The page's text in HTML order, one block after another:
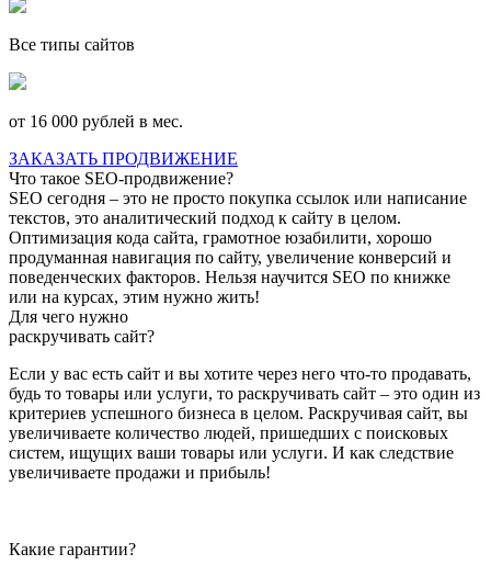
Все типы сайтов
от 16 000 рублей в мес.
ЗАКАЗАТЬ ПРОДВИЖЕНИЕ
Что такое SEO-продвижение?
SEO сегодня – это не просто покупка ссылок или написание
текстов, это аналитический подход к сайту в целом.
Оптимизация кода сайта, грамотное юзабилити, хорошо
продуманная навигация по сайту, увеличение конверсий и
поведенческих факторов. Нельзя научится SEO по книжке
или на курсах, этим нужно жить!
Для чего нужно
раскручивать сайт?
Если у вас есть сайт и вы хотите через него что-то продавать,
будь то товары или услуги, то раскручивать сайт – это один из
критериев успешного бизнеса в целом. Раскручивая сайт, вы
увеличиваете количество людей, пришедших с поисковых
систем, ищущих ваши товары или услуги. И как следствие
увеличиваете продажи и прибыль!
Какие гарантии?